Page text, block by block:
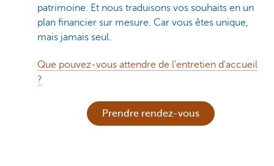
patrimoine. Et nous traduisons vos souhaits en un
plan financier sur mesure. Car vous êtes unique,
mais jamais seul.
Que pouvez-vous attendre de l'entretien d'accueil
?
Prendre rendez-vous